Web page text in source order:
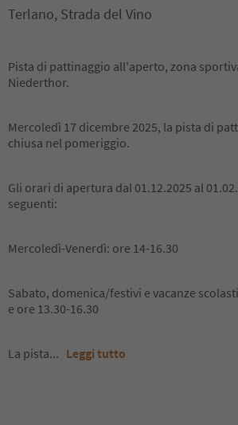
Terlano, Strada del Vino
Pista di pattinaggio all'aperto, zona
Niederthor.
Mercoledì 17 dicembre 2025, la pista di
chiusa nel pomeriggio.
Gli orari di apertura dal 01.12.2025 al
seguenti:
Mercoledì-Venerdì: ore 14-16.30
Sabato, domenica/festivi e vacanze
e ore 13.30-16.30
La pista... Leggi tutto